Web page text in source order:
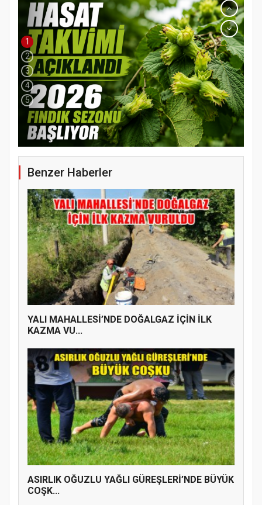
YENİ PARTİ TERME İLÇE BAŞKANLIĞINDA
ÜYE KATILIM PROGRAMI
1
2
3
4
5
Benzer Haberler
YALI MAHALLESİ’NDE DOĞALGAZ İÇİN İLK
KAZMA VU...
ASIRLIK OĞUZLU YAĞLI GÜREŞLERİ’NDE BÜYÜK
COŞK...